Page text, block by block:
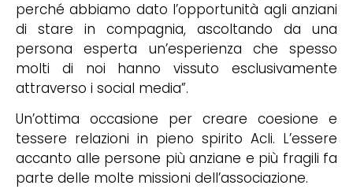
perché abbiamo dato l’opportunità agli anziani
di stare in compagnia, ascoltando da una
persona esperta un’esperienza che spesso
molti di noi hanno vissuto esclusivamente
attraverso i social media”.
Un’ottima occasione per creare coesione e
tessere relazioni in pieno spirito Acli. L’essere
accanto alle persone più anziane e più fragili fa
parte delle molte missioni dell’associazione.